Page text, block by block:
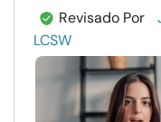
Revisado Por
LCSW